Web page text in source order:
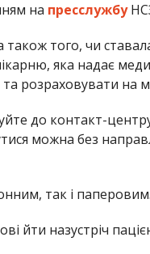
на пресслужбу
також того, чи
яка надає
та розраховувати на
до контакт-
можна без
так і паперовим.
йти назустріч